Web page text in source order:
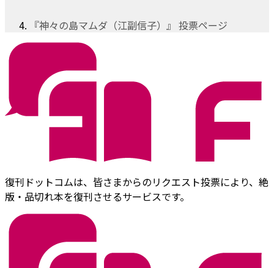
『神々の島マムダ（江副信子）』 投票ページ
復刊ドットコムは、皆さまからのリクエスト投票により、絶
版・品切れ本を復刊させるサービスです。